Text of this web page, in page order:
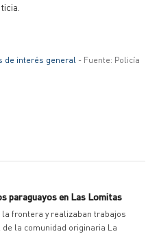
de interés general - Fuente: Policía
paraguayos en Las Lomitas
frontera y realizaban trabajos
la comunidad originaria La